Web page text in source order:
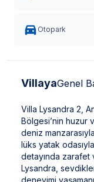
Otopark
VillayaGenel
Villa Lysandra 2,
Bölgesi’nin huzur
deniz
lüks yatak
detayında
Lysandra,
deneyimi